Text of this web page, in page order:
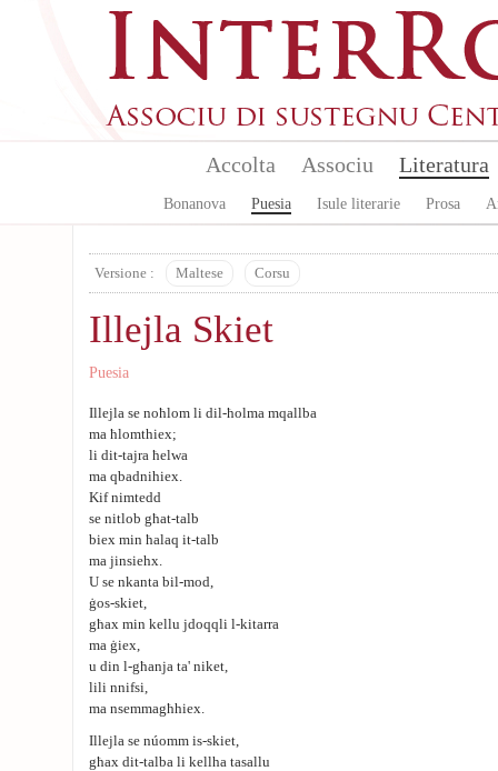
Accolta Associu Literatura
Bonanova Puesia Isule literarie Prosa
Versione : Maltese Corsu
Illejla Skiet
Puesia
Illejla se noħlom li dil-ħolma mqallba
ma ħlomthiex;
li dit-tajra ħelwa
ma qbadnihiex.
Kif nimtedd
se nitlob għat-talb
biex min ħalaq it-talb
ma jinsiehx.
U se nkanta bil-mod,
ġos-skiet,
għax min kellu jdoqqli l-kitarra
ma ġiex,
u din l-għanja ta' niket,
lili nnifsi,
ma nsemmagħhiex.
Illejla se núomm is-skiet,
għax dit-talba li kellha tasallu